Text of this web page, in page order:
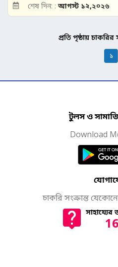
শেষ দিন: :আগস্ট ১২,২০২৬
প্রতি পৃষ্ঠায় চাকরির
১
টুলস ও
Download
চাকরি সংক্রান্ত